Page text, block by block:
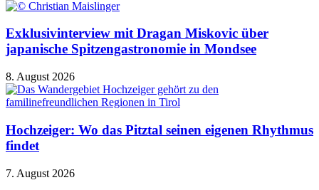
Exklusivinterview mit Dragan Miskovic über
japanische Spitzengastronomie in Mondsee
8. August 2026
Hochzeiger: Wo das Pitztal seinen eigenen Rhythmus
findet
7. August 2026